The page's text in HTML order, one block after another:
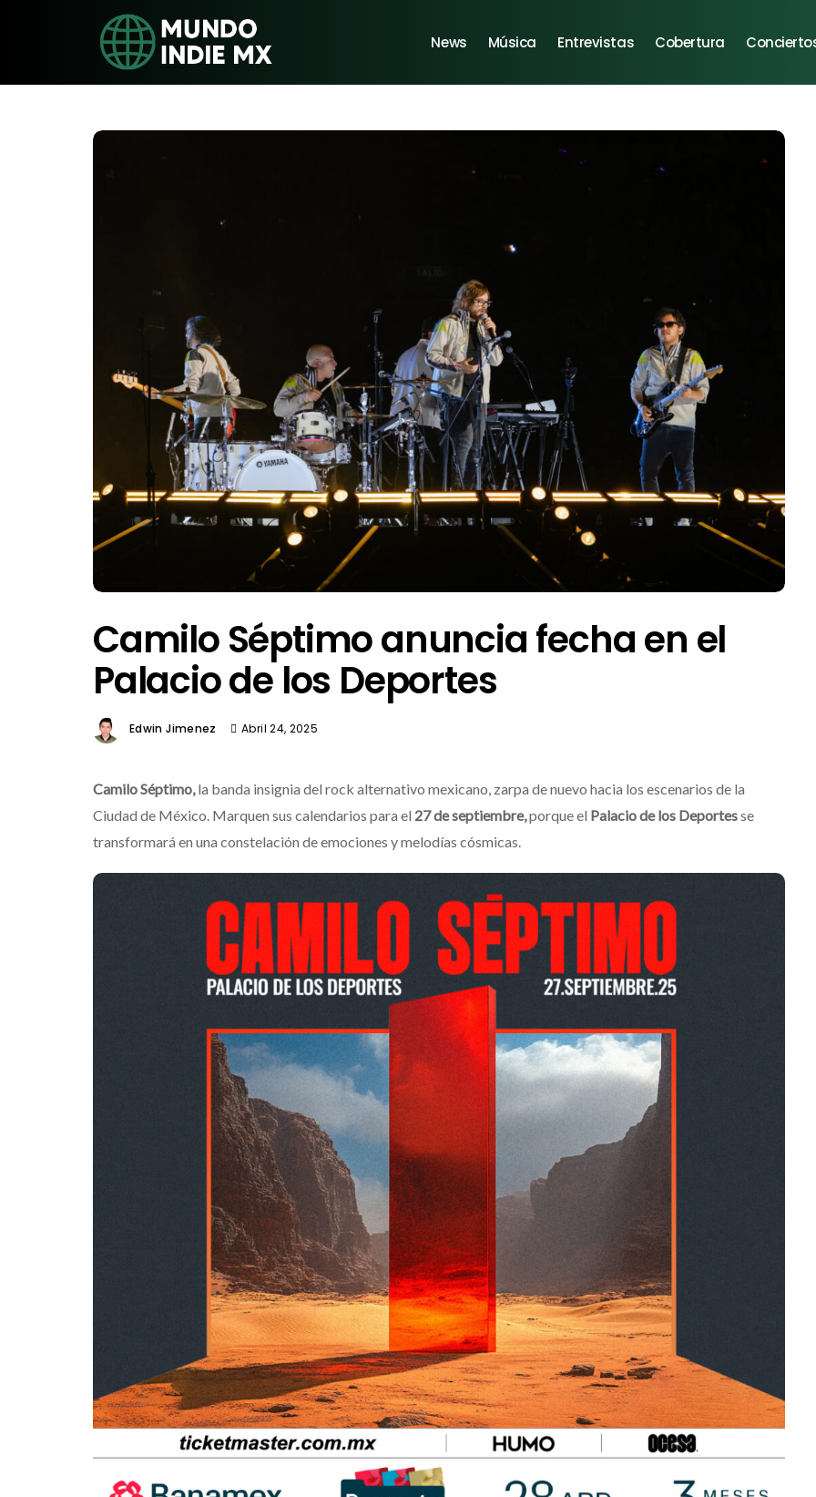
News Música Entrevistas Cobertura
Camilo Séptimo anuncia fecha en el
Palacio de los Deportes
Edwin Jimenez Abril 24, 2025
Camilo Séptimo, la banda insignia del rock alternativo mexicano, zarpa de nuevo hacia los escenarios de la
Ciudad de México. Marquen sus calendarios para el 27 de septiembre,porque el Palacio de los Deportesse
transformará en una constelación de emociones y melodías cósmicas.
Levi’s® presenta a Belinda
como su nueva
embajadora para
Latinoamérica
Edwin Jimenez Julio 13, 2026
gran celebración sonora
que transformará las
noches de Boca del Río y
Edwin Jimenez